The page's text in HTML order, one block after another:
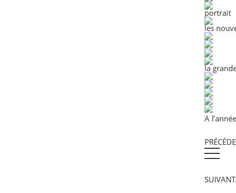
portrait
les
la
A
SUIVANT